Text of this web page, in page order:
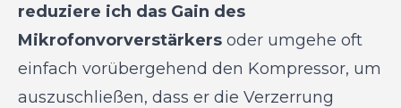
reduziere ich das Gain des
Mikrofonvorverstärkers oder umgehe oft
einfach vorübergehend den Kompressor, um
auszuschließen, dass er die Verzerrung